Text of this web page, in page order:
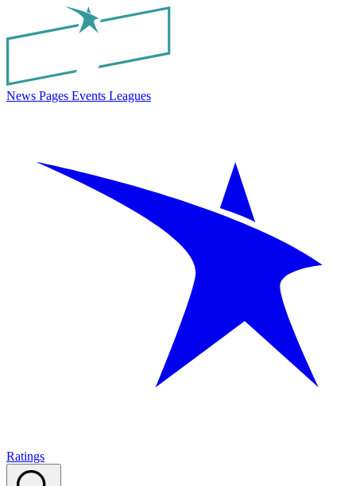
News Pages Events Leagues
Ratings